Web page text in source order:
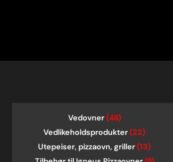
Vedovner(48)
Vedlikeholdsprodukter(22)
Utepeiser, pizzaovn, griller(13)